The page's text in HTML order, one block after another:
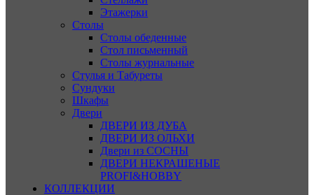
Этажерки
Столы
Столы обеденные
Стол письменный
Столы журнальные
Стулья и Табуреты
Сундуки
Шкафы
Двери
ДВЕРИ ИЗ ДУБА
ДВЕРИ ИЗ ОЛЬХИ
Двери из СОСНЫ
ДВЕРИ НЕКРАШЕНЫЕ
PROFI&HOBBY
КОЛЛЕКЦИИ